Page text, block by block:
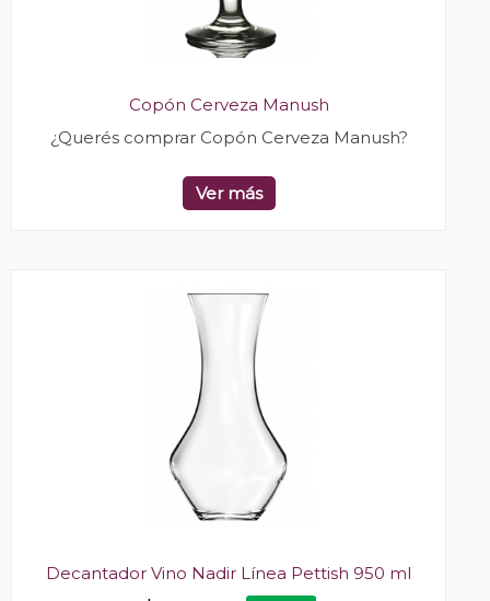
Copón Cerveza Manush
¿Querés comprar Copón Cerveza Manush?
Ver más
Decantador Vino Nadir Línea Pettish 950 ml